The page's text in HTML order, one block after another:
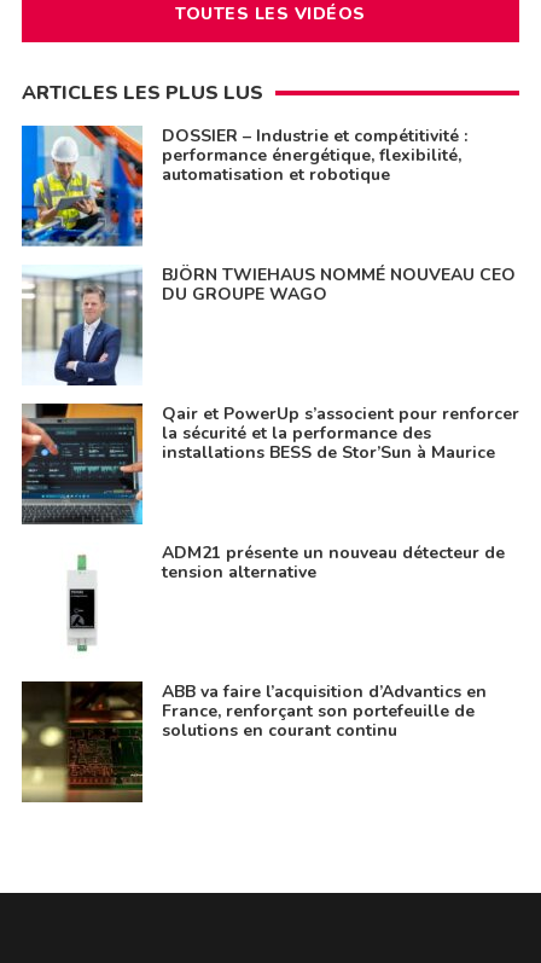
TOUTES LES VIDÉOS
ARTICLES LES PLUS LUS
DOSSIER – Industrie et compétitivité :
performance énergétique, flexibilité,
automatisation et robotique
BJÖRN TWIEHAUS NOMMÉ NOUVEAU CEO
DU GROUPE WAGO
Qair et PowerUp s’associent pour renforcer
la sécurité et la performance des
installations BESS de Stor’Sun à Maurice
ADM21 présente un nouveau détecteur de
tension alternative
ABB va faire l’acquisition d’Advantics en
France, renforçant son portefeuille de
solutions en courant continu